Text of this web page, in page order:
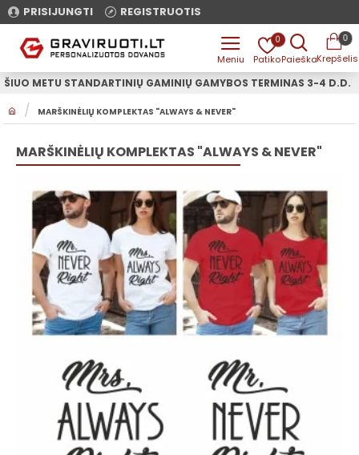
PRISIJUNGTI REGISTRUOTIS
0 0
O
E
MARŠKINĖLIŲ KOMPLEKTAS "ALWAYS & NEVER"
ŠIUO METU STANDARTINIŲ GAMINIŲ GAMYBOS TERMINAS 3-4 D.D.
MARŠKINĖLIŲ KOMPLEKTAS "ALWAYS & NEVER"